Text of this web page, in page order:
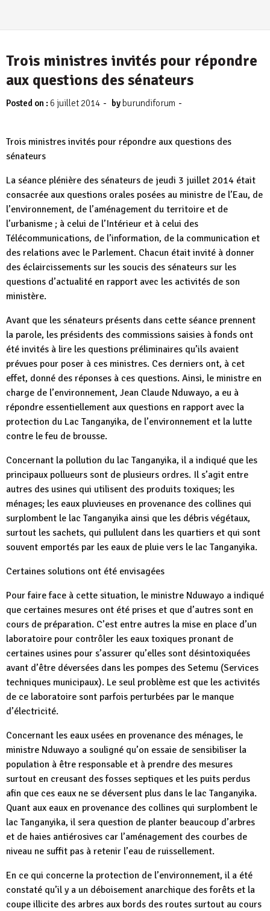
Trois ministres invités pour répondre
aux questions des sénateurs
Posted on :6 juillet 2014 - by burundiforum -
Trois ministres invités pour répondre aux questions des
sénateurs
La séance plénière des sénateurs de jeudi 3 juillet 2014 était
consacrée aux questions orales posées au ministre de l’Eau, de
l’environnement, de l’aménagement du territoire et de
l’urbanisme ; à celui de l’Intérieur et à celui des
Télécommunications, de l’information, de la communication et
des relations avec le Parlement. Chacun était invité à donner
des éclaircissements sur les soucis des sénateurs sur les
questions d’actualité en rapport avec les activités de son
ministère.
Avant que les sénateurs présents dans cette séance prennent
la parole, les présidents des commissions saisies à fonds ont
été invités à lire les questions préliminaires qu’ils avaient
prévues pour poser à ces ministres. Ces derniers ont, à cet
effet, donné des réponses à ces questions. Ainsi, le ministre en
charge de l’environnement, Jean Claude Nduwayo, a eu à
répondre essentiellement aux questions en rapport avec la
protection du Lac Tanganyika, de l’environnement et la lutte
contre le feu de brousse.
Concernant la pollution du lac Tanganyika, il a indiqué que les
principaux pollueurs sont de plusieurs ordres. Il s’agit entre
autres des usines qui utilisent des produits toxiques; les
ménages; les eaux pluvieuses en provenance des collines qui
surplombent le lac Tanganyika ainsi que les débris végétaux,
surtout les sachets, qui pullulent dans les quartiers et qui sont
souvent emportés par les eaux de pluie vers le lac Tanganyika.
Certaines solutions ont été envisagées
Pour faire face à cette situation, le ministre Nduwayo a indiqué
que certaines mesures ont été prises et que d’autres sont en
cours de préparation. C’est entre autres la mise en place d’un
laboratoire pour contrôler les eaux toxiques pronant de
certaines usines pour s’assurer qu’elles sont désintoxiquées
avant d’être déversées dans les pompes des Setemu (Services
techniques municipaux). Le seul problème est que les activités
de ce laboratoire sont parfois perturbées par le manque
d’électricité.
Concernant les eaux usées en provenance des ménages, le
ministre Nduwayo a souligné qu’on essaie de sensibiliser la
population à être responsable et à prendre des mesures
surtout en creusant des fosses septiques et les puits perdus
afin que ces eaux ne se déversent plus dans le lac Tanganyika.
Quant aux eaux en provenance des collines qui surplombent le
lac Tanganyika, il sera question de planter beaucoup d’arbres
et de haies antiérosives car l’aménagement des courbes de
niveau ne suffit pas à retenir l’eau de ruissellement.
En ce qui concerne la protection de l’environnement, il a été
constaté qu’il y a un déboisement anarchique des forêts et la
coupe illicite des arbres aux bords des routes surtout au cours